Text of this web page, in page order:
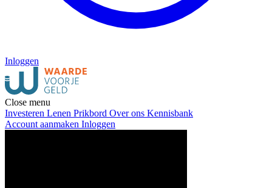
Inloggen
Close menu
Investeren Lenen Prikbord Over ons Kennisbank
Account aanmaken Inloggen